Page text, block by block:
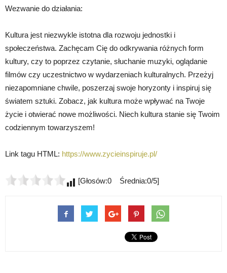
Wezwanie do działania:
Kultura jest niezwykle istotna dla rozwoju jednostki i
społeczeństwa. Zachęcam Cię do odkrywania różnych form
kultury, czy to poprzez czytanie, słuchanie muzyki, oglądanie
filmów czy uczestnictwo w wydarzeniach kulturalnych. Przeżyj
niezapomniane chwile, poszerzaj swoje horyzonty i inspiruj się
światem sztuki. Zobacz, jak kultura może wpływać na Twoje
życie i otwierać nowe możliwości. Niech kultura stanie się Twoim
codziennym towarzyszem!
Link tagu HTML: https://www.zycieinspiruje.pl/
[Głosów:0 Średnia:0/5]